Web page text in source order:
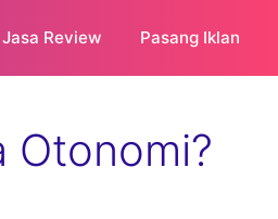
Jasa Review Pasang Iklan
Otonomi?